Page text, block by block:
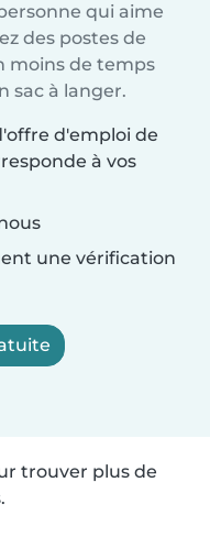
qui aime
des postes de
moins de temps
sac à langer.
d'emploi de
à vos
une vérification
trouver plus de